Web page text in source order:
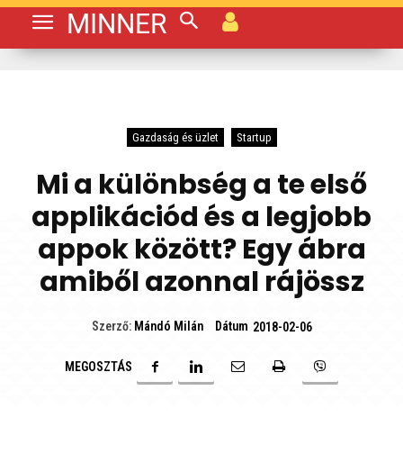
MINNER
Gazdaság és üzlet Startup
Mi a különbség a te első
applikációd és a legjobb
appok között? Egy ábra
amiből azonnal rájössz
Szerző: Mándó Milán Dátum 2018-02-06
MEGOSZTÁS